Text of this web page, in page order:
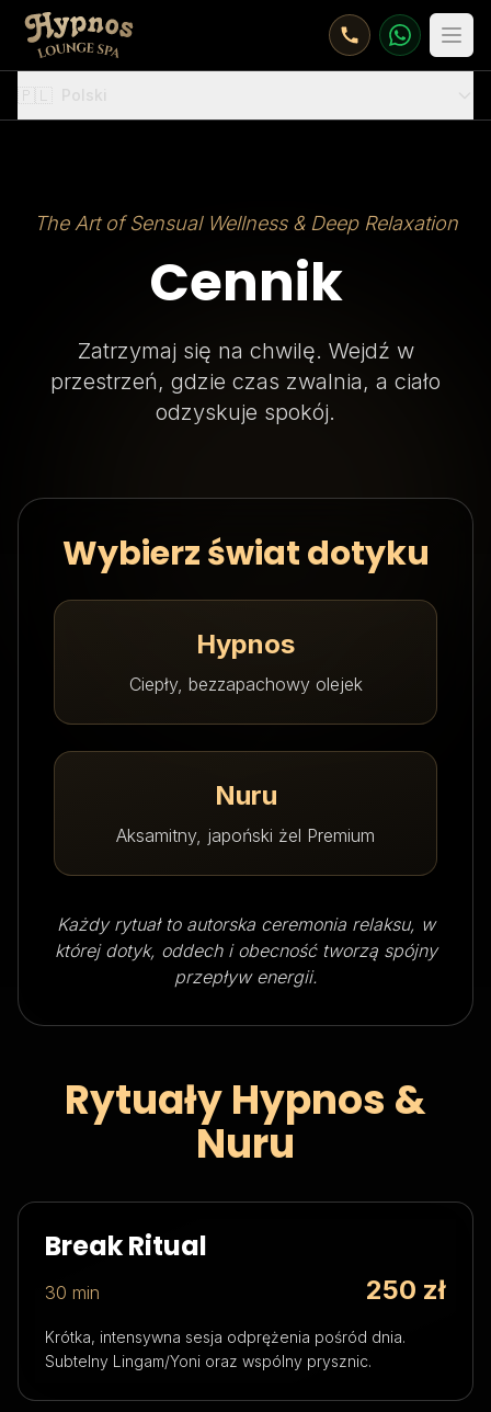
The Art of Sensual Wellness & Deep Relaxation
Cennik
Zatrzymaj się na chwilę. Wejdź w
przestrzeń, gdzie czas zwalnia, a ciało
odzyskuje spokój.
Wybierz świat dotyku
Hypnos
Ciepły, bezzapachowy olejek
Nuru
Aksamitny, japoński żel Premium
Każdy rytuał to autorska ceremonia relaksu, w
której dotyk, oddech i obecność tworzą spójny
przepływ energii.
Rytuały Hypnos &
Nuru
Break Ritual
30 min 250 zł
Krótka, intensywna sesja odprężenia pośród dnia.
Subtelny Lingam/Yoni oraz wspólny prysznic.